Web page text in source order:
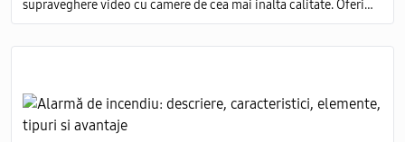
supraveghere video cu camere de cea mai inalta calitate. Oferim
servicii de vanzare si montare a echipamentelor de monitorizare